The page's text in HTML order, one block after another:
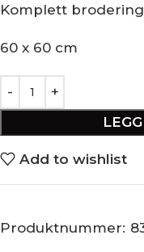
Komplett
60 x 60 cm
Add to wishlist
Produktnummer: